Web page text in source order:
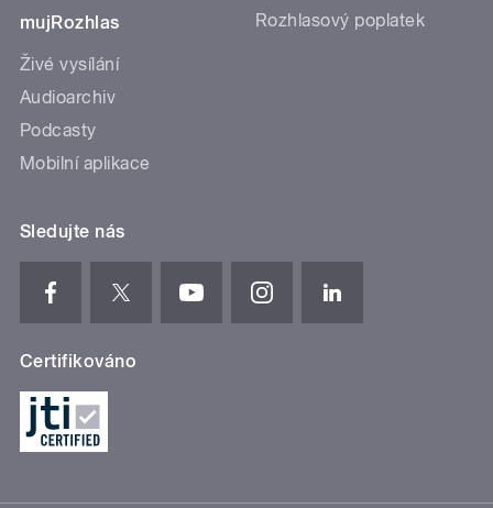
mujRozhlas
Živé vysílání
Audioarchiv
Podcasty
Mobilní aplikace
Rozhlasový poplatek
Sledujte nás
Certifikováno